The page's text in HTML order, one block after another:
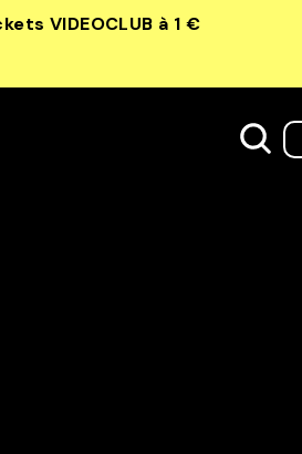
VIDEOCLUB à 1 €